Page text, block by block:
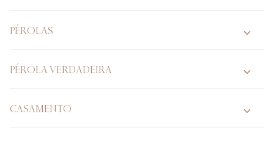
PÉROLAS
PÉROLA VERDADEIRA
CASAMENTO